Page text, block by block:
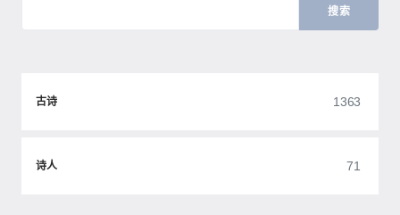
搜索
古诗 1363
诗人 71